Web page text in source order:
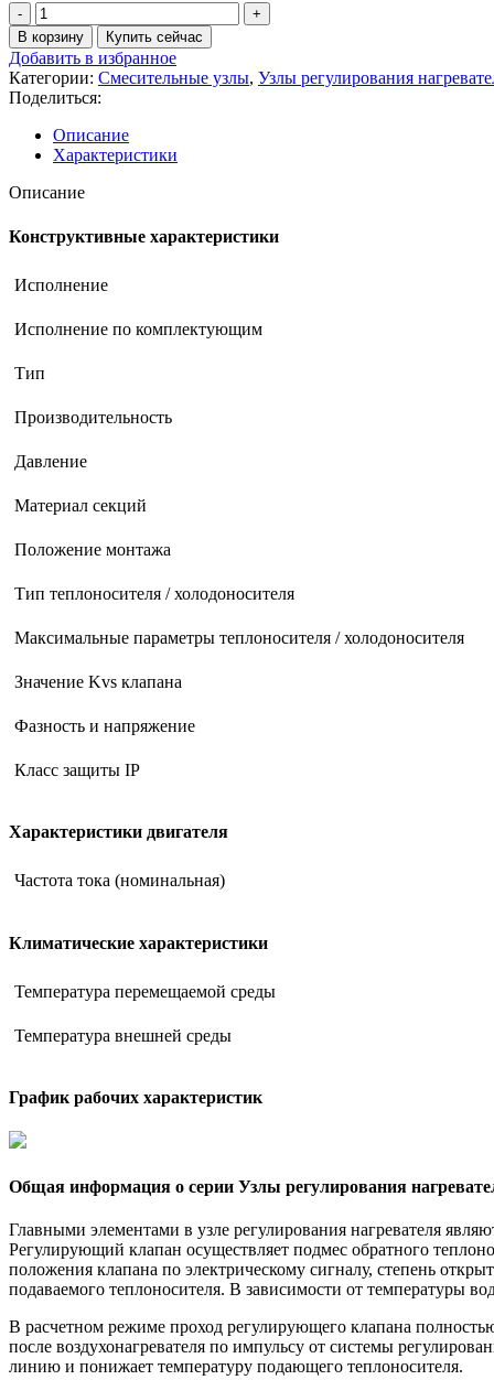
Количество
товара
Смесительный
узел
SU
NW
3
120-
6,3-
2-
В корзину Купить сейчас
Добавить в избранное
Категории: Смесительные узлы, Узлы регулирования
Поделиться:
Описание
Характеристики
Описание
Конструктивные характеристики
Исполнение
Исполнение по комплектующим
Тип
Производительность
Давление
Материал секций
Положение монтажа
Тип теплоносителя / холодоносителя
Максимальные параметры теплоносителя / холодоносителя
Значение Kvs клапана
Фазность и напряжение
Класс защиты IP
Характеристики двигателя
Частота тока (номинальная)
Климатические характеристики
Температура перемещаемой среды
Температура внешней среды
График рабочих характеристик
Общая информация о серии Узлы регулирования
Главными элементами в узле регулирования нагревателя
Регулирующий клапан осуществляет подмес обратного
положения клапана по электрическому сигналу, степень
подаваемого теплоносителя. В зависимости от температуры
В расчетном режиме проход регулирующего клапана
после воздухонагревателя по импульсу от системы
линию и понижает температуру подающего теплоносителя.